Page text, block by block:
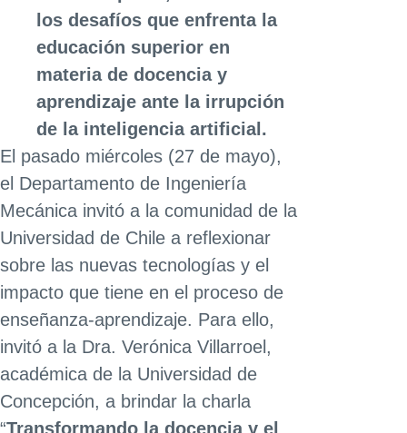
los desafíos que enfrenta la
educación superior en
materia de docencia y
aprendizaje ante la irrupción
de la inteligencia artificial.
El pasado miércoles (27 de mayo),
el Departamento de Ingeniería
Mecánica invitó a la comunidad de la
Universidad de Chile a reflexionar
sobre las nuevas tecnologías y el
impacto que tiene en el proceso de
enseñanza-aprendizaje. Para ello,
invitó a la Dra. Verónica Villarroel,
académica de la Universidad de
Concepción, a brindar la charla
“Transformando la docencia y el